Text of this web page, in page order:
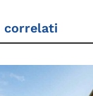
correlati